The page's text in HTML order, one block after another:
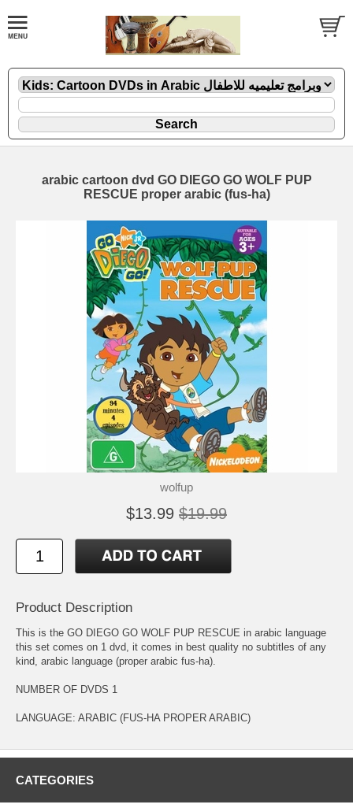
arabic cartoon dvd GO DIEGO GO WOLF PUP
RESCUE proper arabic (fus-ha)
wolfup
$13.99 $19.99
Product Description
This is the GO DIEGO GO WOLF PUP RESCUE in arabic language
this set comes on 1 dvd, it comes in best quality no subtitles of any
kind, arabic language (proper arabic fus-ha).
NUMBER OF DVDS 1
LANGUAGE: ARABIC (FUS-HA PROPER ARABIC)
CATEGORIES